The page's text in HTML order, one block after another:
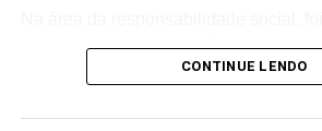
Projeto de Lei nº 451/2025, que institui
Amiga da Criança”, além do Projeto de
Acessibilidade Invisível em Natal.
CONTINUE LENDO